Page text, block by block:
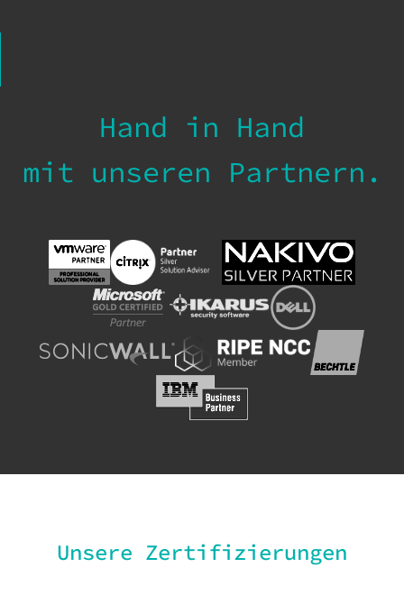
Hand in Hand
mit unseren Partnern.
Unsere Zertifizierungen